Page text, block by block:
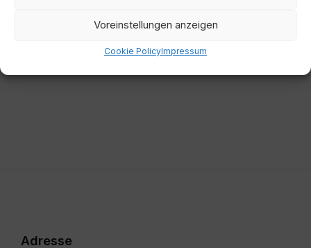
Voreinstellungen anzeigen
Cookie PolicyImpressum
+43 4227 84220
maria-rain@ktn.gde.at
Adresse